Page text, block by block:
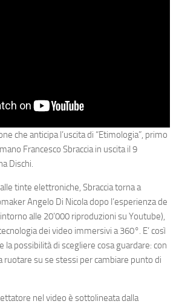
che anticipa l’uscita di “Etimologia”, primo
Francesco Sbracciain uscita il 9
Dischi.
tinte elettroniche, Sbraccia torna a
Angelo Di Nicola dopo l’esperienza de
alle 20’000 riproduzioni su Youtube),
dei video immersivi a 360°. E’ così
la possibilità di scegliere cosa guardare: con
ruotare su se stessi per cambiare punto di
nel video è sottolineata dalla